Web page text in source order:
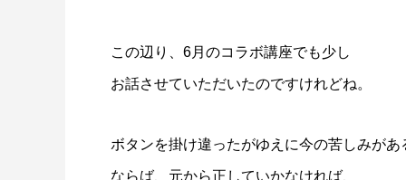
この辺り、6月のコラボ講座でも少し
お話させていただいたのですけれどね。
ボタンを掛け違ったがゆえに今の苦しみがあ
ならば、元から正していかなければ、